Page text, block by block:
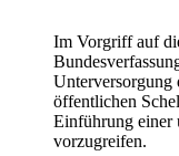
Im Vorgriff auf
Unterversorgung
öffentlichen
Einführung einer
vorzugreifen.